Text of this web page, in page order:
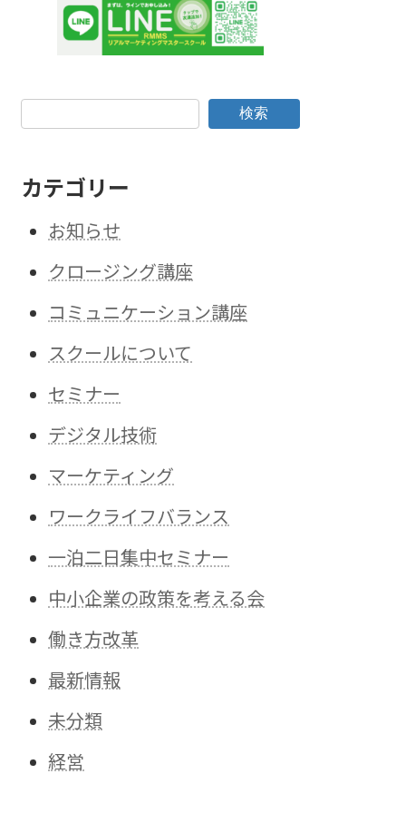
検索
カテゴリー
お知らせ
クロージング講座
コミュニケーション講座
スクールについて
セミナー
デジタル技術
マーケティング
ワークライフバランス
一泊二日集中セミナー
中小企業の政策を考える会
働き方改革
最新情報
未分類
経営